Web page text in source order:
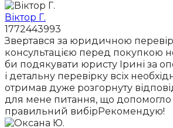
Віктор Г.
1772443993
Звертався за юридичною
консультацією перед покупкою
би подякувати юристу Ірині за
і детальну перевірку всіх
отримав дуже розгорнуту
для мене питання, що допомогло
правильний вибірРекомендую!